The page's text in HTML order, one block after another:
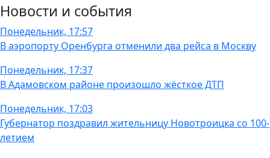
Новости и события
Понедельник, 17:57
В аэропорту Оренбурга отменили два рейса в Москву
Понедельник, 17:37
В Адамовском районе произошло жёсткое ДТП
Понедельник, 17:03
Губернатор поздравил жительницу Новотроицка со 100-
летием